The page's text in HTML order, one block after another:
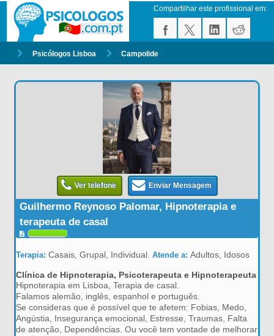
Compartilhar este profissional em:
Psicólogos Lisboa Campolide
Ver telefone Enviar Mensagem
Guilhermo Reynoso Palomar, Hipnoterapia e
terapeuta de casal
Terapia: Casais, Grupal, Individual.Atende a:Adultos, Idosos
Clínica de Hipnoterapia, Psicoterapeuta e Hipnoterapeuta
Hipnoterapia em Lisboa, Terapia de casal.
Falamos alemão, inglês, espanhol e português.
Se consideras que é possível que te afetem: Fobias, Medo,
Angústia, Insegurança emocional, Estresse, Traumas, Falta
de atenção, Dependências. Ou você tem vontade de melhorar